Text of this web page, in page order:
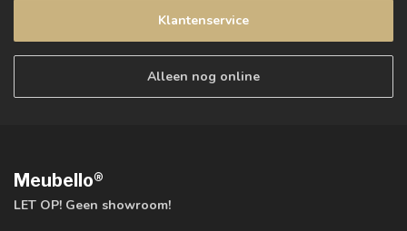
Klantenservice
Alleen nog online
Meubello®
LET OP! Geen showroom!